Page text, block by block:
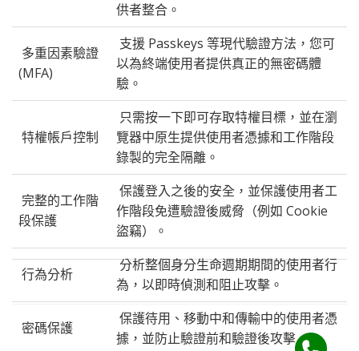
供者整合。
多重因素驗證
(MFA)
支援 Passkeys 等現代驗證方法，您可
以為終端使用者提供真正的無密碼體
驗。​
特權帳戶控制
只需按一下即可存取特權目標，並在瀏
覽器中原生提供使用者憑據和工作階段
錄製的完全隔離。​
完整的工作階
段保護​
保護登入之後的安全，並保護使用者工
作階段免遭驗證後威脅（例如 Cookie
盜竊）。
行為分析
分析整個身分生命週期期間的使用者行
為，以即時偵測和阻止攻擊。​
密碼保護​​
保護待用、移動中和傳輸中的使用者憑
據，並防止驗證前和驗證後攻擊。​